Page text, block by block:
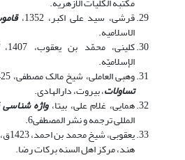
قرشی، سید علی اکبر، 1352،
الاسلامیه.
کلینی، محمّد بن یعقوب، 1407،
الإسلامیّه.
وهبی العاملی، شیخ مالک مصطفی، 1425ق،
تساولات، بیروت، دارالهادی.
همایی، غلام علی، بی‎تا، واژه
المللی ترجمه و نشر المصطفی6.
یعقوبی، شیخ محمد بن احمد، 1423ق،
هند، مرکز اهل السنه برکات رضا.